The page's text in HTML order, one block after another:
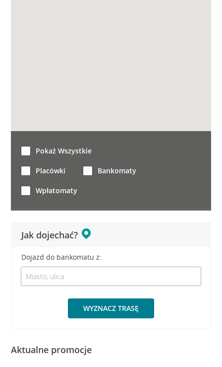
Jak dojechać?
Dojazd do bankomatu z:
WYZNACZ TRASĘ
Pokaż Wszystkie
Placówki Bankomaty
Wpłatomaty
Aktualne promocje